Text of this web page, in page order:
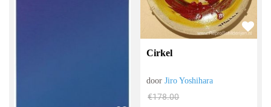
Cirkel
doorJiro Yoshihara
€178.00